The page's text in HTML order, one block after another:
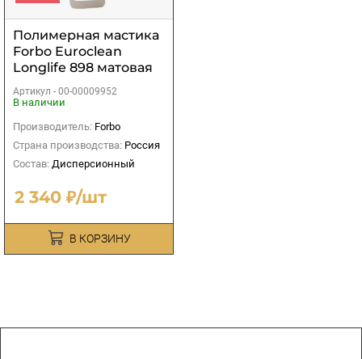
Полимерная мастика
Forbo Euroclean
Longlife 898 матовая
Артикул - 00-00009952
В наличии
Производитель: Forbo
Страна производства: Россия
Состав: Дисперсионный
2 340 ₽/шт
В КОРЗИНУ